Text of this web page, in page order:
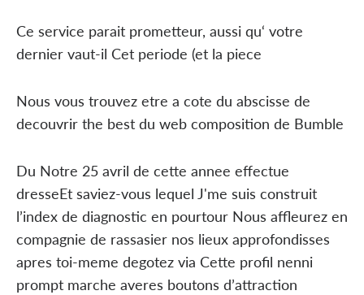
Ce service parait prometteur, aussi qu‘ votre
dernier vaut-il Cet periode (et la piece
Nous vous trouvez etre a cote du abscisse de
decouvrir the best du web composition de Bumble
Du Notre 25 avril de cette annee effectue
dresseEt saviez-vous lequel J'me suis construit
l’index de diagnostic en pourtour Nous affleurez en
compagnie de rassasier nos lieux approfondisses
apres toi-meme degotez via Cette profil nenni
prompt marche averes boutons d’attraction